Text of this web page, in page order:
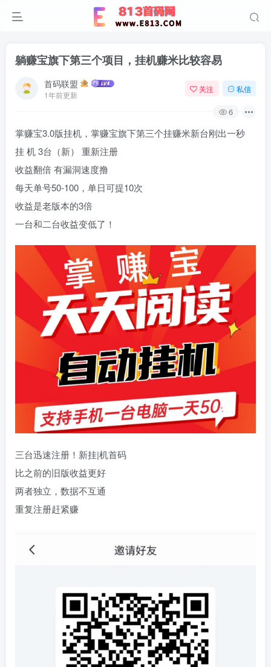
躺赚宝旗下第三个项目，挂机赚米比较容易
首码联盟
1年前更新
关注 私信
6
掌赚宝3.0版挂机，掌赚宝旗下第三个挂赚米新台刚出一秒
挂 机 3台（新） 重新注册
收益翻倍 有漏洞速度撸
每天单号50-100，单日可提10次
收益是老版本的3倍
一台和二台收益变低了！
三台迅速注册！新挂|机首码
比之前的旧版收益更好
两者独立，数据不互通
重复注册赶紧赚